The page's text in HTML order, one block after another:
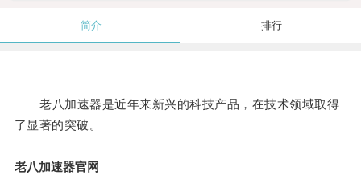
简介 排行
老八加速器是近年来新兴的科技产品，在技术领域取得
了显著的突破。
老八加速器官网